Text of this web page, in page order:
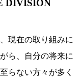
DIVISION
現在の取り組みに
ら、自分の将来に
らない方々が多く